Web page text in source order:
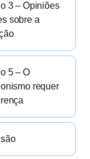
3 – Opiniões
sobre a
5 – O
requer